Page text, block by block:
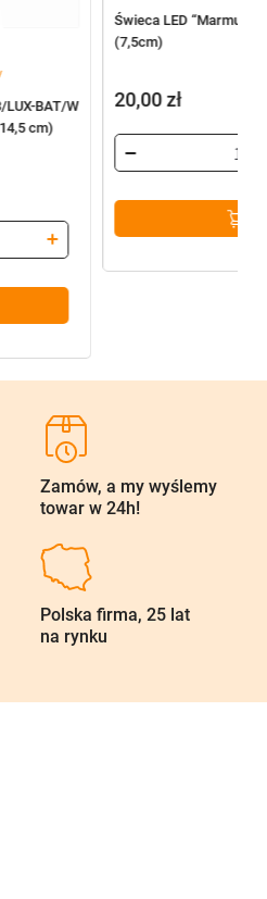
LUX-BAT/W
cm)
Świeca LED “Marmur”
(7,5cm)
20,00zł
Zamów, a my wyślemy
towar w 24h!
Polska firma, 25 lat
na rynku